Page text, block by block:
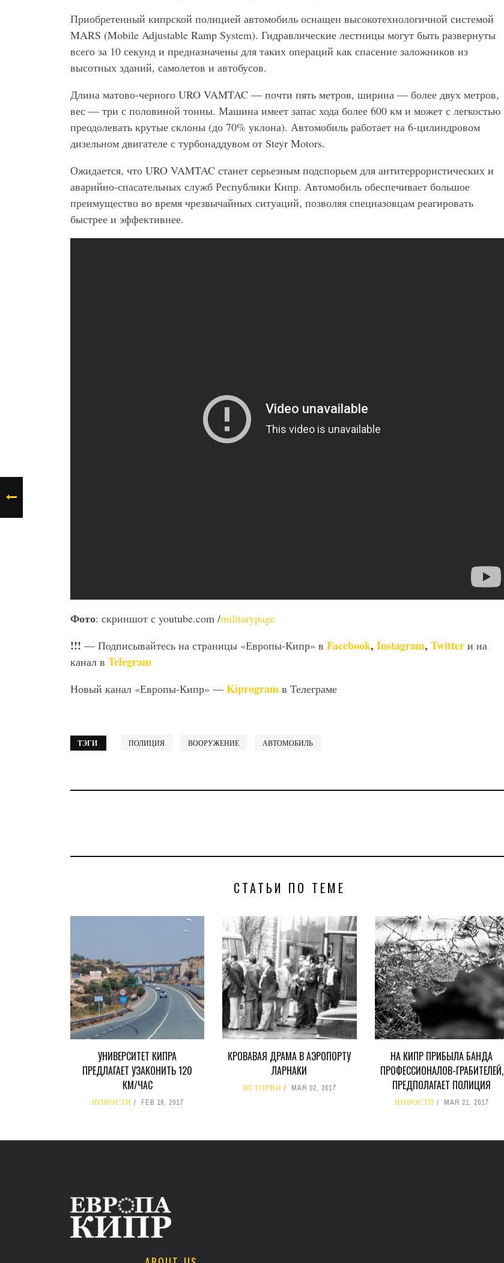
Приобретенный кипрской полицией автомобиль оснащен высокотехнологичной системой
MARS (Mobile Adjustable Ramp System). Гидравлические лестницы могут быть развернуты
всего за 10 секунд и предназначены для таких операций как спасение заложников из
высотных зданий, самолетов и автобусов.
Длина матово-черного URO VAMTAC — почти пять метров, ширина — более двух метров,
вес — три с половиной тонны. Машина имеет запас хода более 600 км и может с легкостью
преодолевать крутые склоны (до 70% уклона). Автомобиль работает на 6-цилиндровом
дизельном двигателе с турбонаддувом от Steyr Motors.
Ожидается, что URO VAMTAC станет серьезным подспорьем для антитеррористических и
аварийно-спасательных служб Республики Кипр. Автомобиль обеспечивает большое
преимущество во время чрезвычайных ситуаций, позволяя спецназовцам реагировать
быстрее и эффективнее.
Фото: скриншот с youtube.com /militarypage
!!! — Подписывайтесь на страницы «Европы-Кипр» в Facebook, Instagram, Twitter и на
канал в Telegram
Новый канал «Европы-Кипр» — Kiprogram в Телеграме
ТЭГИ ПОЛИЦИЯ ВООРУЖЕНИЕ АВТОМОБИЛЬ
СТАТЬИ ПО ТЕМЕ
УНИВЕРСИТЕТ КИПРА
ПРЕДЛАГАЕТ УЗАКОНИТЬ 120
КМ/ЧАС
НОВОСТИ FEB 16, 2017
КРОВАВАЯ ДРАМА В АЭРОПОРТУ
ЛАРНАКИ
ИСТОРИИ MAR 02, 2017
НА КИПР ПРИБЫЛА БАНДА
ПРОФЕССИОНАЛОВ-ГРАБИТЕЛЕЙ,
ПРЕДПОЛАГАЕТ ПОЛИЦИЯ
НОВОСТИ MAR 21, 2017